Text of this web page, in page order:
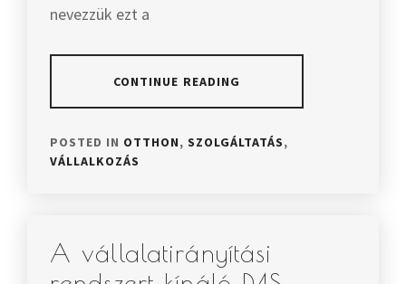
nevezzük ezt a
CONTINUE READING
POSTED IN OTTHON, SZOLGÁLTATÁS,
VÁLLALKOZÁS
A vállalatirányítási